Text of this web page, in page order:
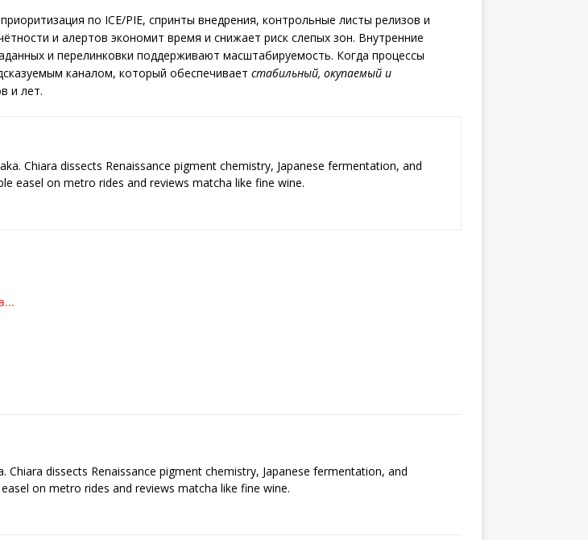
по ICE/PIE, спринты внедрения, контрольные листы релизов и
и алертов экономит время и снижает риск слепых зон. Внутренние
и перелинковки поддерживают масштабируемость. Когда процессы
каналом, который обеспечивает стабильный, окупаемый и
и лет.
Chiara dissects Renaissance pigment chemistry, Japanese fermentation, and
easel on metro rides and reviews matcha like fine wine.
dissects Renaissance pigment chemistry, Japanese fermentation, and
on metro rides and reviews matcha like fine wine.